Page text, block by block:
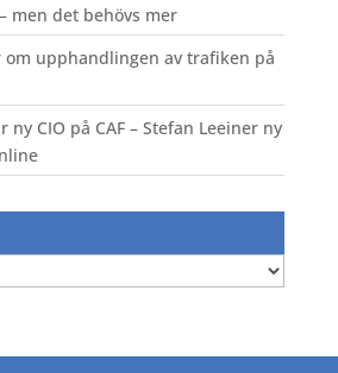
men det behövs mer
om upphandlingen av trafiken på
ny CIO på CAF – Stefan Leeiner ny